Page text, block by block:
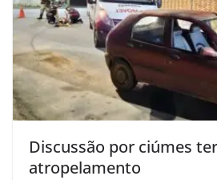
Discussão por ciúmes
atropelamento